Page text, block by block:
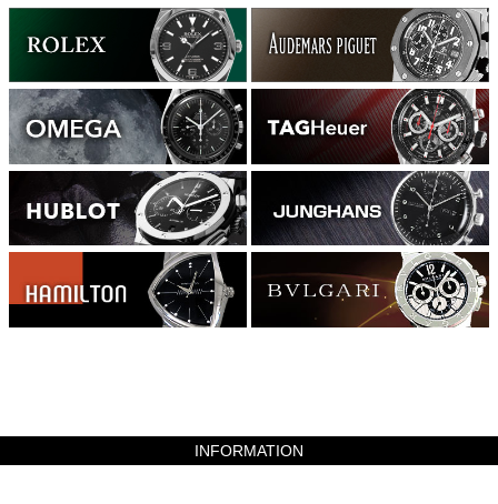
INFORMATION